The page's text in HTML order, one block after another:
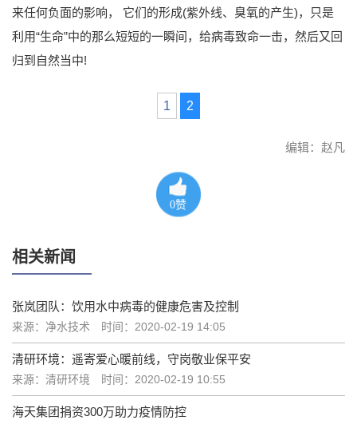
来任何负面的影响， 它们的形成(紫外线、臭氧的产生)，只是
利用“生命”中的那么短短的一瞬间，给病毒致命一击，然后又回
归到自然当中!
1 2
编辑：赵凡
0赞
相关新闻
张岚团队：饮用水中病毒的健康危害及控制
来源：净水技术 时间：2020-02-19 14:05
清研环境：遥寄爱心暖前线，守岗敬业保平安
来源：清研环境 时间：2020-02-19 10:55
海天集团捐资300万助力疫情防控